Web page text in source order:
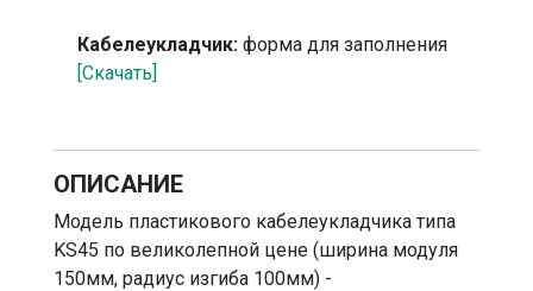
Кабелеукладчик: форма для заполнения
[Скачать]
ОПИСАНИЕ
Модель пластикового кабелеукладчика типа
KS45 по великолепной цене (ширина модуля
150мм, радиус изгиба 100мм) -